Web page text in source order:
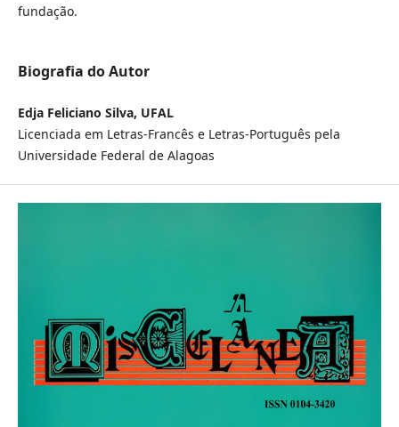
fundação.
Biografia do Autor
Edja Feliciano Silva, UFAL
Licenciada em Letras-Francês e Letras-Português pela
Universidade Federal de Alagoas